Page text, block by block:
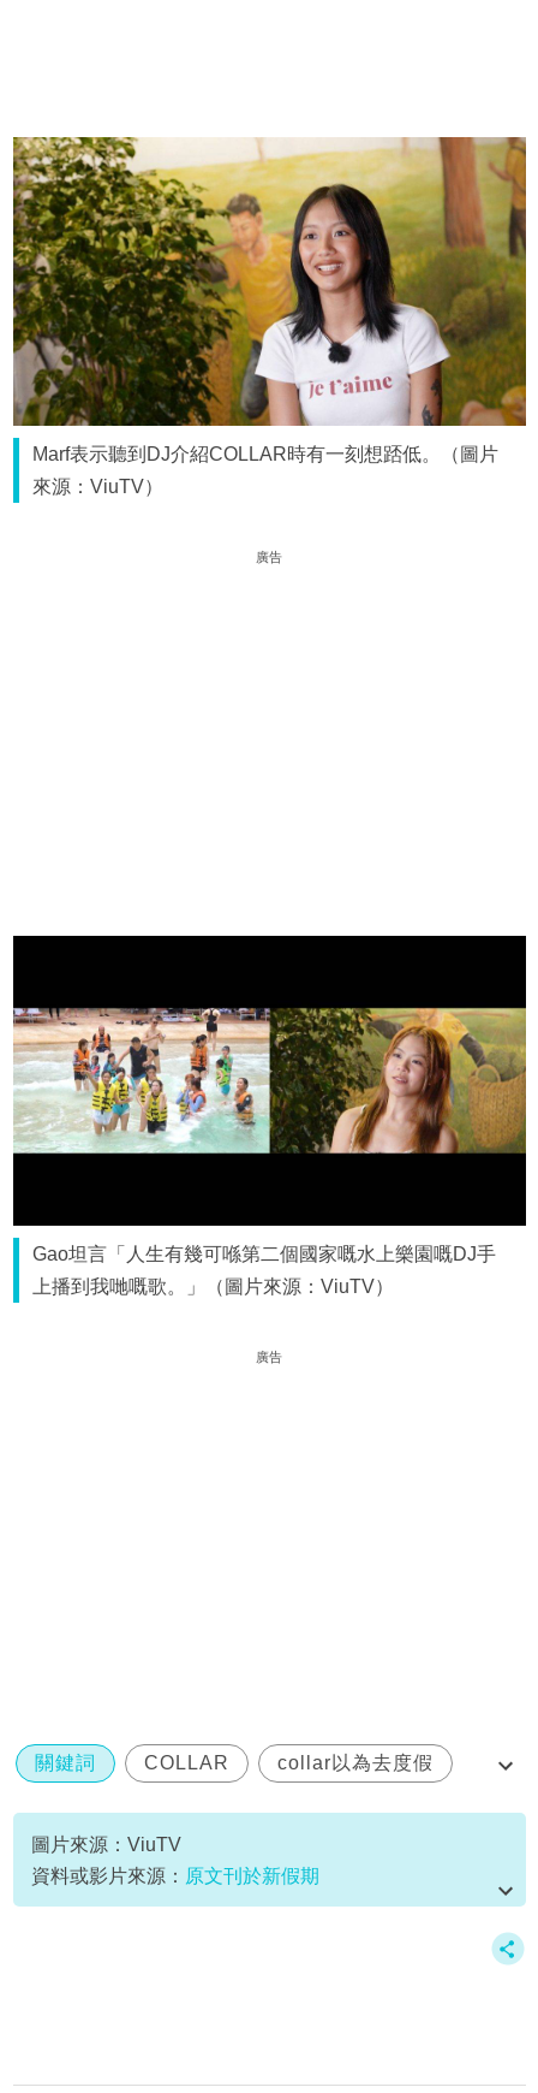
Marf表示聽到DJ介紹COLLAR時有一刻想踎低。（圖片
來源：ViuTV）
廣告
Gao坦言「人生有幾可喺第二個國家嘅水上樂園嘅DJ手
上播到我哋嘅歌。」（圖片來源：ViuTV）
廣告
關鍵詞 COLLAR collar以為去度假
Day
Ivy
圖片來源：ViuTV
資料或影片來源： 原文刊於新假期